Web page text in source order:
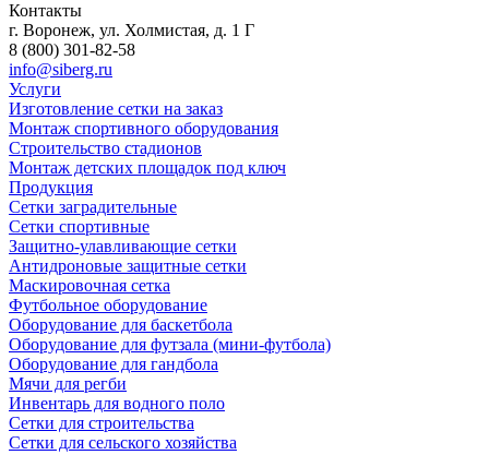
Контакты
г. Воронеж, ул. Холмистая, д. 1 Г
8 (800) 301-82-58
info@siberg.ru
Услуги
Изготовление сетки на заказ
Монтаж спортивного оборудования
Строительство стадионов
Монтаж детских площадок под ключ
Продукция
Сетки заградительные
Сетки спортивные
Защитно-улавливающие сетки
Антидроновые защитные сетки
Маскировочная сетка
Футбольное оборудование
Оборудование для баскетбола
Оборудование для футзала (мини-футбола)
Оборудование для гандбола
Мячи для регби
Инвентарь для водного поло
Сетки для строительства
Сетки для сельского хозяйства